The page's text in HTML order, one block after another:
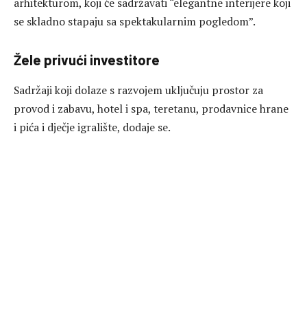
se skladno stapaju sa spektakularnim pogledom”.
Žele privući investitore
Sadržaji koji dolaze s razvojem uključuju prostor za
provod i zabavu, hotel i spa, teretanu, prodavnice hrane
i pića i dječje igralište, dodaje se.